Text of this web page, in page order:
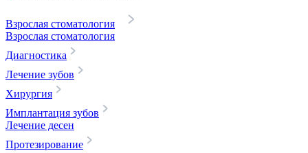
Взрослая стоматология
Взрослая стоматология
Диагностика
Лечение зубов
Хирургия
Имплантация зубов
Лечение десен
Протезирование